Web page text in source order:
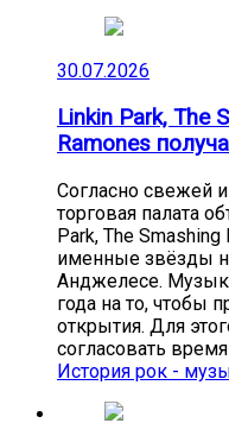
30.07.2026
Linkin Park, The
Ramones
Согласно свежей
торговая палата
Park, The
именные звёзды
Анджелесе.
года на то, чтобы
открытия. Для
согласовать
История рок -